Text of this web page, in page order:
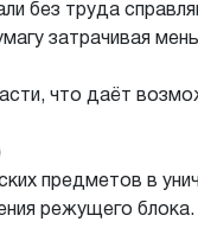
без труда
затрачивая
что даёт
предметов в
режущего блока.